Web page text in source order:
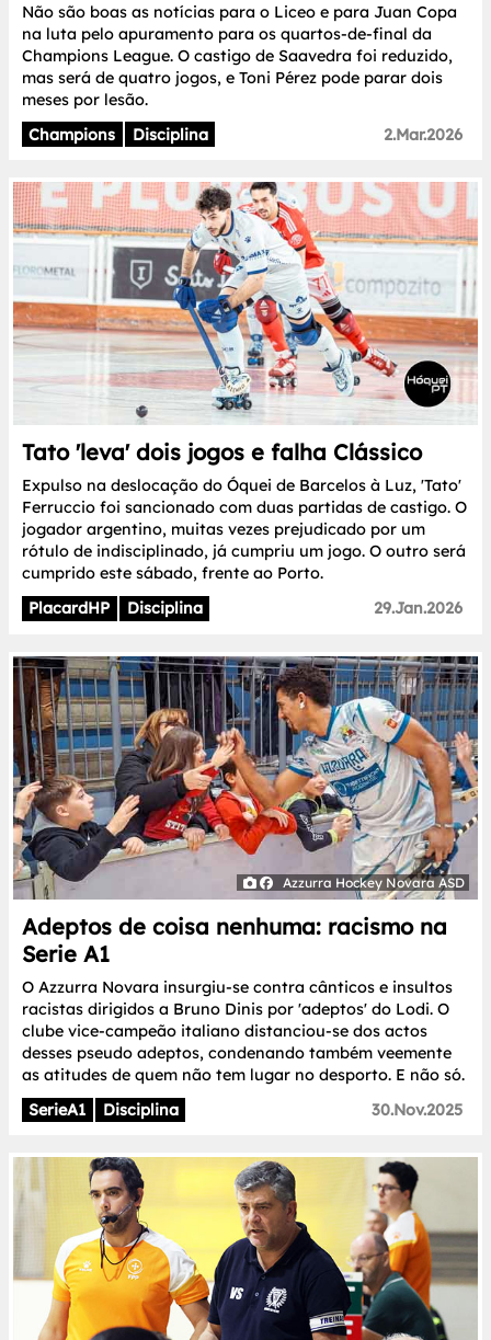
Não são boas as notícias para o Liceo e para Juan Copa
na luta pelo apuramento para os quartos-de-final da
Champions League. O castigo de Saavedra foi reduzido,
mas será de quatro jogos, e Toni Pérez pode parar dois
meses por lesão.
Champions
Disciplina 2.Mar.2026
Tato 'leva' dois jogos e falha Clássico
Expulso na deslocação do Óquei de Barcelos à Luz, 'Tato'
Ferruccio foi sancionado com duas partidas de castigo. O
jogador argentino, muitas vezes prejudicado por um
rótulo de indisciplinado, já cumpriu um jogo. O outro será
cumprido este sábado, frente ao Porto.
PlacardHP
Disciplina 29.Jan.2026
Azzurra Hockey Novara ASD
Adeptos de coisa nenhuma: racismo na
Serie A1
O Azzurra Novara insurgiu-se contra cânticos e insultos
racistas dirigidos a Bruno Dinis por 'adeptos' do Lodi. O
clube vice-campeão italiano distanciou-se dos actos
desses pseudo adeptos, condenando também veemente
as atitudes de quem não tem lugar no desporto. E não só.
SerieA1
Disciplina 30.Nov.2025